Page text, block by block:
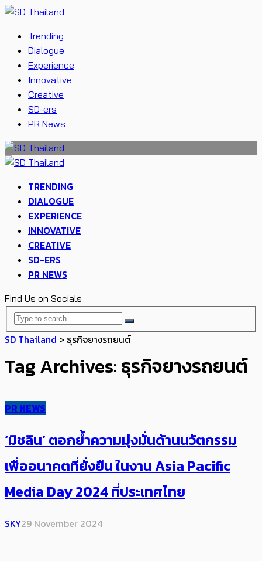
Trending
Dialogue
Experience
Innovative
Creative
SD-ers
PR News
TRENDING
DIALOGUE
EXPERIENCE
INNOVATIVE
CREATIVE
SD-ERS
PR NEWS
Find Us on Socials
SD Thailand > ธุรกิจยางรถยนต์
Tag Archives: ธุรกิจยางรถยนต์
PR NEWS
‘มิชลิน’ ตอกย้ำความมุ่งมั่นด้านนวัตกรรม
เพื่ออนาคตที่ยั่งยืน ในงาน Asia Pacific
Media Day 2024 ที่ประเทศไทย
SKY29 November 2024